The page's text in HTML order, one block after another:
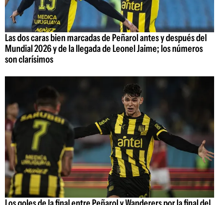
Las dos caras bien marcadas de Peñarol antes y después del
Mundial 2026 y de la llegada de Leonel Jaime; los números
son clarísimos